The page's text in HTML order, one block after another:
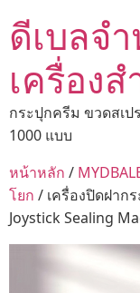
ดีเบลจ
เครื่อง
กระปุกครีม ขวดสเ
1000 แบบ
หน้าหลัก /
โยก / เครื่องปิดฝาก
Joystick Sealing